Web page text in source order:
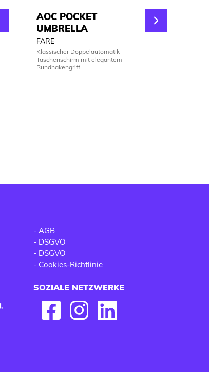
AOC POCKET
UMBRELLA
FARE
Klassischer Doppelautomatik-
Taschenschirm mit elegantem
Rundhakengriff
- AGB
- DSGVO
- DSGVO
- Cookies-Richtlinie
SOZIALE NETZWERKE